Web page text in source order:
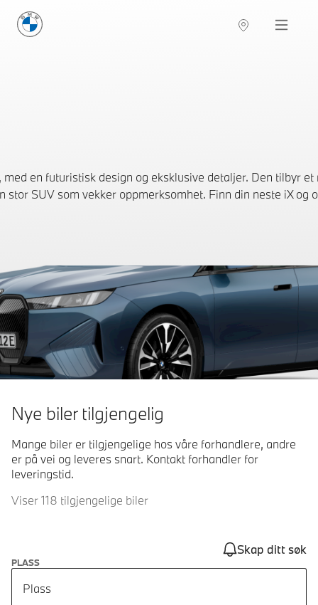
BMW Norge Navigation
en futuristisk design og eksklusive detaljer. Den tilbyr
stor SUV som vekker oppmerksomhet. Finn din neste iX og
Nye biler tilgjengelig
Mange biler er tilgjengelige hos våre forhandlere, andre
er på vei og leveres snart. Kontakt forhandler for
leveringstid.
Viser 118 tilgjengelige biler
Skap ditt søk
PLASS
Plass